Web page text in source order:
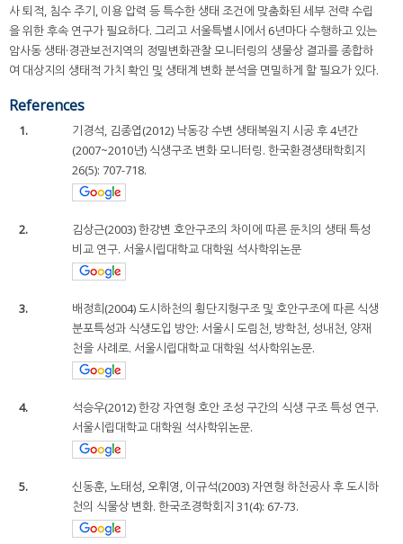
사 퇴적, 침수 주기, 이용 압력 등 특수한 생태 조건에 맞춤화된 세부 전략 수립
을 위한 후속 연구가 필요하다. 그리고 서울특별시에서 6년마다 수행하고 있는
암사동 생태·경관보전지역의 정밀변화관찰 모니터링의 생물상 결과를 종합하
여 대상지의 생태적 가치 확인 및 생태계 변화 분석을 면밀하게 할 필요가 있다.
References
1.
기경석, 김종엽(2012) 낙동강 수변 생태복원지 시공 후 4년간
(2007~2010년) 식생구조 변화 모니터링. 한국환경생태학회지
26(5): 707-718.
2.
김상근(2003) 한강변 호안구조의 차이에 따른 둔치의 생태 특성
비교 연구. 서울시립대학교 대학원 석사학위논문
3.
배정희(2004) 도시하천의 횡단지형구조 및 호안구조에 따른 식생
분포특성과 식생도입 방안: 서울시 도림천, 방학천, 성내천, 양재
천을 사례로. 서울시립대학교 대학원 석사학위논문.
4.
석승우(2012) 한강 자연형 호안 조성 구간의 식생 구조 특성 연구.
서울시립대학교 대학원 석사학위논문.
5.
신동훈, 노태성, 오휘영, 이규석(2003) 자연형 하천공사 후 도시하
천의 식물상 변화. 한국조경학회지 31(4): 67-73.